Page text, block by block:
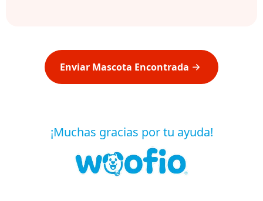
Enviar Mascota Encontrada
¡Muchas gracias por tu ayuda!